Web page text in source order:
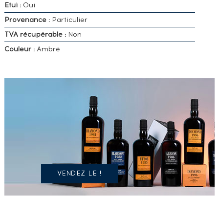
Etui :Oui
Provenance :Particulier
TVA récupérable :Non
Couleur :Ambré
POSSÉDEZ
SPIRITUEUX
IDENTIQUE
VENDEZ LE !